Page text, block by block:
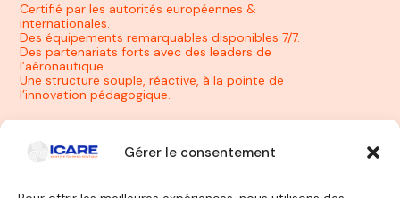
Gérer le consentement
Certifié par les autorités européennes &
internationales.
Des équipements remarquables disponibles 7/7.
Des partenariats forts avec des leaders de
l’aéronautique.
Une structure souple, réactive, à la pointe de
l’innovation pédagogique.